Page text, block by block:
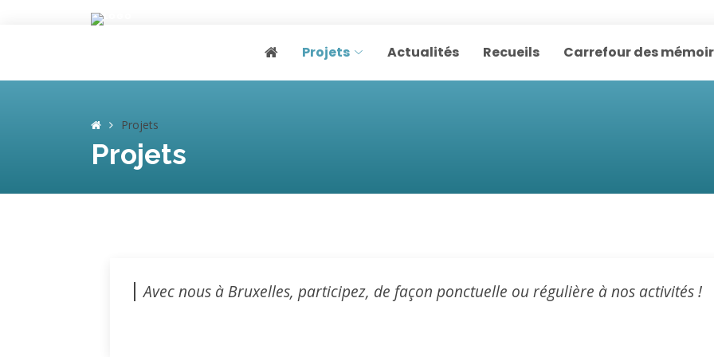
Page home
Projets Actualités Recueils Carrefour des
Projets
Projets
Avec nous à Bruxelles, participez, de façon ponctuelle ou régulière à nos activités !